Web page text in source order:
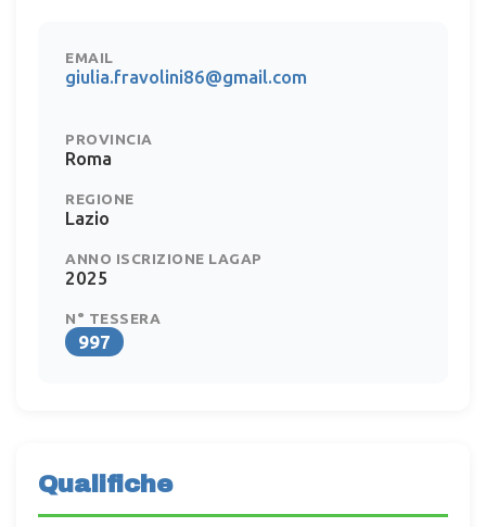
EMAIL
giulia.fravolini86@gmail.com
PROVINCIA
Roma
REGIONE
Lazio
ANNO ISCRIZIONE LAGAP
2025
N° TESSERA
997
Qualifiche